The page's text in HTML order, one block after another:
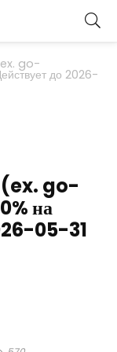
go-
до 2026-
go-
на
05-31